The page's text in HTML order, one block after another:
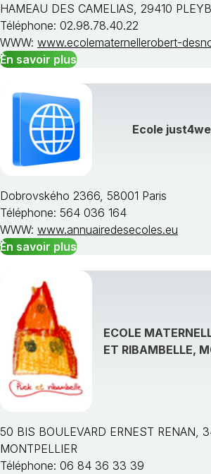
HAMEAU DES CAMELIAS, 29410
Téléphone: 02.98.78.40.22
WWW: www.ecolematernellerobert-
En savoir plus
Ecole
Dobrovského 2366, 58001 Paris
Téléphone: 564 036 164
WWW: www.annuairedesecoles.eu
En savoir plus
ECOLE
ET RIBAMBELLE,
50 BIS BOULEVARD ERNEST RENAN,
MONTPELLIER
Téléphone: 06 84 36 33 39